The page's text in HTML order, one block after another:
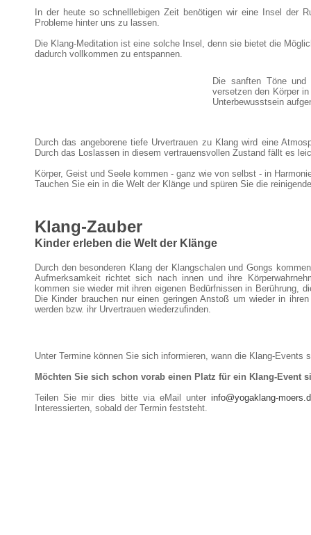
In der heute so schnelllebigen Zeit benötigen wir eine Insel der
Probleme hinter uns zu lassen.
Die Klang-Meditation ist eine solche Insel, denn sie bietet die
dadurch vollkommen zu entspannen.
Die sanften Töne
versetzen den Körper
Unterbewusstsein
Durch das angeborene tiefe Urvertrauen zu Klang wird eine
Durch das Loslassen in diesem vertrauensvollen Zustand fällt es
Körper, Geist und Seele kommen - ganz wie von selbst - in
Tauchen Sie ein in die Welt der Klänge und spüren Sie die
Klang-Zauber
Kinder erleben die Welt der Klänge
Durch den besonderen Klang der Klangschalen und Gongs
Aufmerksamkeit richtet sich nach innen und ihre
kommen sie wieder mit ihren eigenen Bedürfnissen in Berührung,
Die Kinder brauchen nur einen geringen Anstoß um wieder in
werden bzw. ihr Urvertrauen wiederzufinden.
Unter Termine können Sie sich informieren, wann die Klang-Events
Möchten Sie sich schon vorab einen Platz für ein Klang-Event
Teilen Sie mir dies bitte via eMail unterinfo@yogaklang-
Interessierten, sobald der Termin feststeht.